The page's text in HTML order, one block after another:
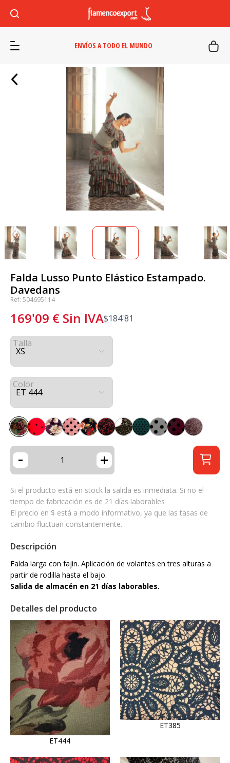
ENVÍOS A TODO EL MUNDO
Falda Lusso Punto Elástico Estampado.
Davedans
Ref: 504695114
169'09 € Sin IVA$184'81
Talla
Color
- +
Si el producto está en stock la salida es inmediata. Si no el
tiempo de fabricación es de 21 días laborables
El precio en $ está a modo informativo, ya que las tasas de
cambio fluctuan constantemente.
Descripción
Falda larga con fajín. Aplicación de volantes en tres alturas a
partir de rodilla hasta el bajo.
Salida de almacén en 21 días laborables.
Detalles del producto
ET444
ET385